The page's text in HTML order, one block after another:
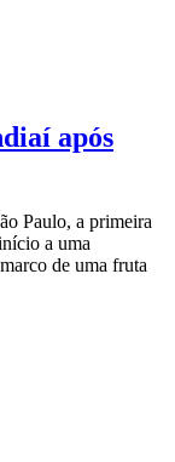
após
Paulo, a primeira
a uma
de uma fruta